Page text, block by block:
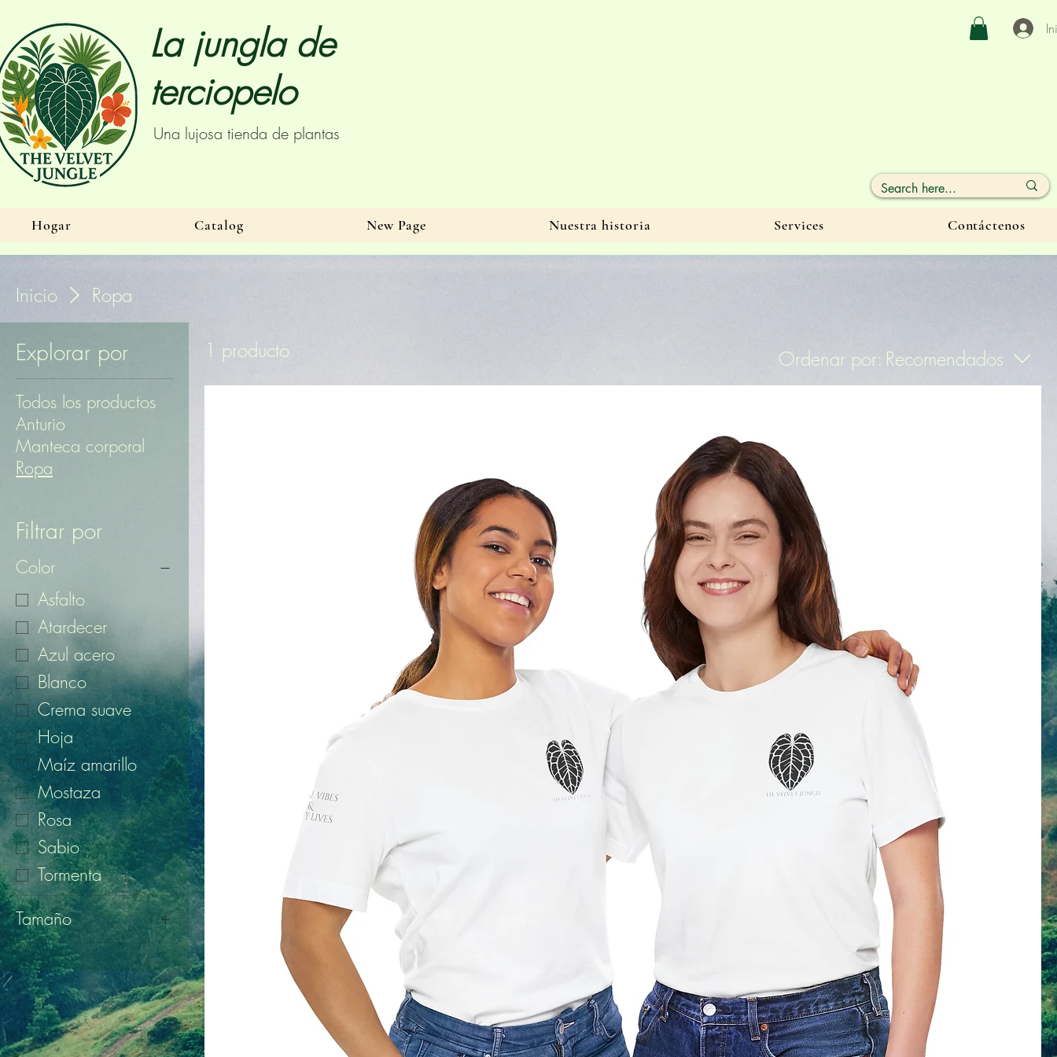
La jungla de
terciopelo
Una lujosa tienda de plantas
Hogar Catalog New Page Nuestra historia Services Contáctenos
Inicio Ropa
Explorar por
Todos los productos
Anturio
Manteca corporal
Ropa
Filtrar por
Color
Asfalto
Atardecer
Azul acero
Blanco
Crema suave
Hoja
Maíz amarillo
Mostaza
Rosa
Sabio
Tormenta
Tamaño
2XL
3XL
4XL
5XL
1 producto Ordenar por: Recomendados